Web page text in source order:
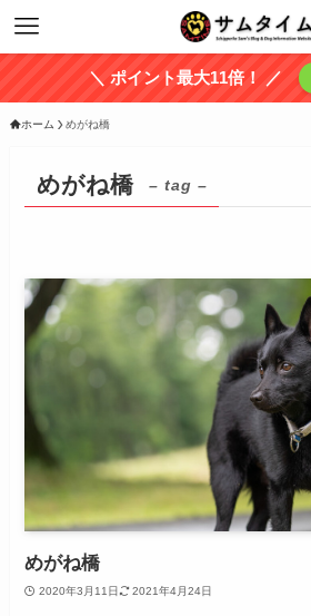
＼ ポイント最大11倍！ ／
ホーム めがね橋
めがね橋 – tag –
めがね橋
2020年3月11日 2021年4月24日